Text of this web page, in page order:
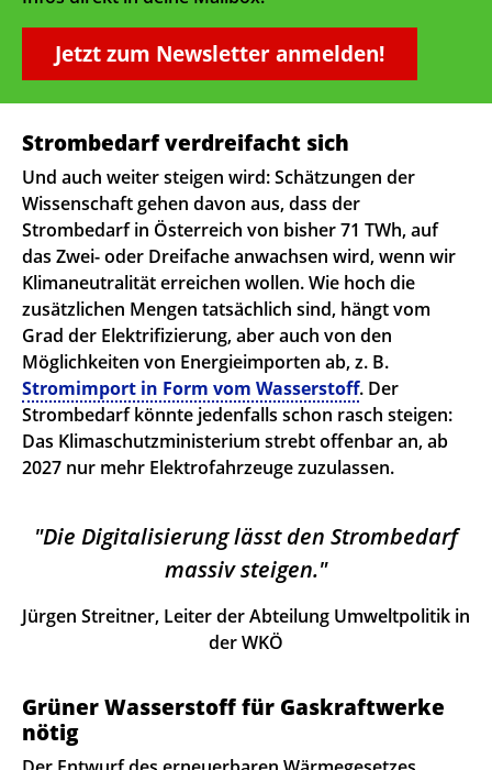
Jetzt zum Newsletter anmelden!
Strombedarf verdreifacht sich
Und auch weiter steigen wird: Schätzungen der
Wissenschaft gehen davon aus, dass der
Strombedarf in Österreich von bisher 71 TWh, auf
das Zwei- oder Dreifache anwachsen wird, wenn wir
Klimaneutralität erreichen wollen. Wie hoch die
zusätzlichen Mengen tatsächlich sind, hängt vom
Grad der Elektrifizierung, aber auch von den
Möglichkeiten von Energieimporten ab, z. B.
Stromimport in Form vom Wasserstoff. Der
Strombedarf könnte jedenfalls schon rasch steigen:
Das Klimaschutzministerium strebt offenbar an, ab
2027 nur mehr Elektrofahrzeuge zuzulassen.
Die Digitalisierung lässt den Strombedarf
massiv steigen.
Jürgen Streitner, Leiter der Abteilung Umweltpolitik in
der WKÖ
Grüner Wasserstoff für Gaskraftwerke
nötig